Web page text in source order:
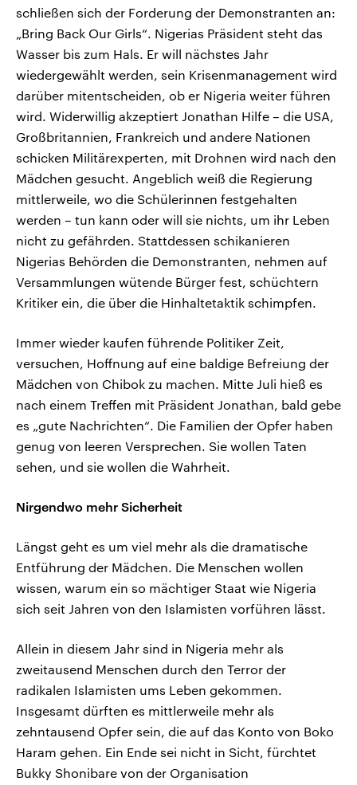
schließen sich der Forderung der Demonstranten an:
„Bring Back Our Girls“. Nigerias Präsident steht das
Wasser bis zum Hals. Er will nächstes Jahr
wiedergewählt werden, sein Krisenmanagement wird
darüber mitentscheiden, ob er Nigeria weiter führen
wird. Widerwillig akzeptiert Jonathan Hilfe – die USA,
Großbritannien, Frankreich und andere Nationen
schicken Militärexperten, mit Drohnen wird nach den
Mädchen gesucht. Angeblich weiß die Regierung
mittlerweile, wo die Schülerinnen festgehalten
werden – tun kann oder will sie nichts, um ihr Leben
nicht zu gefährden. Stattdessen schikanieren
Nigerias Behörden die Demonstranten, nehmen auf
Versammlungen wütende Bürger fest, schüchtern
Kritiker ein, die über die Hinhaltetaktik schimpfen.
Immer wieder kaufen führende Politiker Zeit,
versuchen, Hoffnung auf eine baldige Befreiung der
Mädchen von Chibok zu machen. Mitte Juli hieß es
nach einem Treffen mit Präsident Jonathan, bald gebe
es „gute Nachrichten“. Die Familien der Opfer haben
genug von leeren Versprechen. Sie wollen Taten
sehen, und sie wollen die Wahrheit.
Nirgendwo mehr Sicherheit
Längst geht es um viel mehr als die dramatische
Entführung der Mädchen. Die Menschen wollen
wissen, warum ein so mächtiger Staat wie Nigeria
sich seit Jahren von den Islamisten vorführen lässt.
Allein in diesem Jahr sind in Nigeria mehr als
zweitausend Menschen durch den Terror der
radikalen Islamisten ums Leben gekommen.
Insgesamt dürften es mittlerweile mehr als
zehntausend Opfer sein, die auf das Konto von Boko
Haram gehen. Ein Ende sei nicht in Sicht, fürchtet
Bukky Shonibare von der Organisation